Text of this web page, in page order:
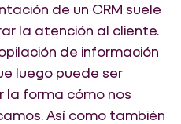
de un CRM suele
la atención al cliente.
de información
luego puede ser
la forma cómo nos
Así como también